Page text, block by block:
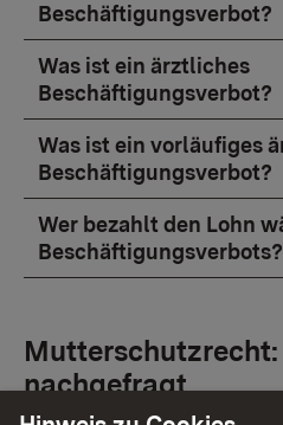
Beschäftigungsverbot?
Was ist ein ärztliches
Beschäftigungsverbot?
Was ist ein vorläufiges
Beschäftigungsverbot?
Wer bezahlt den Lohn
Beschäftigungsverbots?
Mutterschutzrecht:
nachgefragt